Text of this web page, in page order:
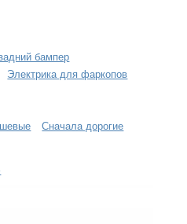
бампер
Электрика для фаркопов
Сначала дорогие